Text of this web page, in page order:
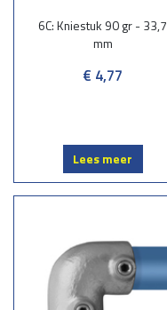
6C: Kniestuk 90 gr - 33,7
mm
€ 4,77
Lees meer